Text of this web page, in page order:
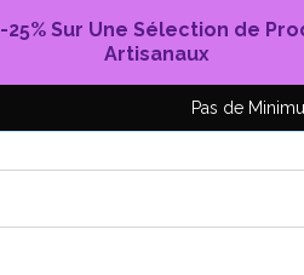
-25% Sur Une Sélection de
Artisanaux
Pas de